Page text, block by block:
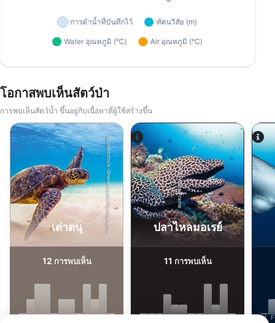
โอกาสพบเห็นสัตว์ป่า
การพบเห็นสัตว์น้ำ ขึ้นอยู่กับเนื้อหาที่ผู้ใช้สร้างขึ้น
Shutterstock-Shane Myers Photography
เต่าตนุ
12 การพบเห็น
Alamy-WaterFrame
ปลาไหลมอเรย์
11 การพบเห็น
J F